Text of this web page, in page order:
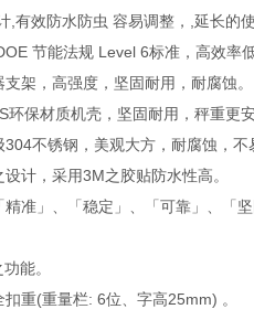
,有效防水防虫 容易调整，,延长的
节能法规 Level 6标准，高效率
架，高强度，坚固耐用，耐腐蚀。
环保材质机壳，坚固耐用，秤重更安
304不锈钢，美观大方，耐腐蚀，不
计，采用3M之胶贴防水性高。
精准」、「稳定」、「可靠」、「坚
能。
扣重(重量栏: 6位、字高25mm) 。